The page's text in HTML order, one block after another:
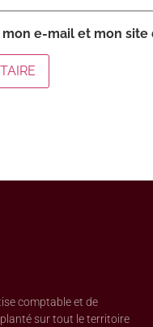
e-mail et mon
comptable et de
sur tout le territoire